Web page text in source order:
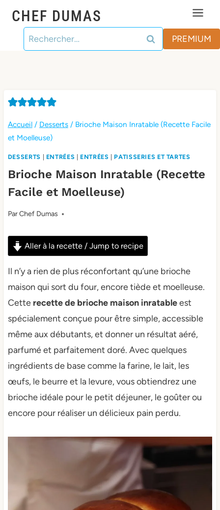
contenu
CHEF DUMAS
Rechercher : PREMIUM
Accueil / Desserts / Brioche Maison Inratable (Recette Facile
et Moelleuse)
DESSERTS ENTRÉES ENTRÉES PATISSERIES ET TARTES
Brioche Maison Inratable (Recette
Facile et Moelleuse)
ParChef Dumas
Aller à la recette / Jump to recipe
Il n’y a rien de plus réconfortant qu’une brioche
maison qui sort du four, encore tiède et moelleuse.
Cette recette de brioche maison inratableest
spécialement conçue pour être simple, accessible
même aux débutants, et donner un résultat aéré,
parfumé et parfaitement doré. Avec quelques
ingrédients de base comme la farine, le lait, les
œufs, le beurre et la levure, vous obtiendrez une
brioche idéale pour le petit déjeuner, le goûter ou
encore pour réaliser un délicieux pain perdu.